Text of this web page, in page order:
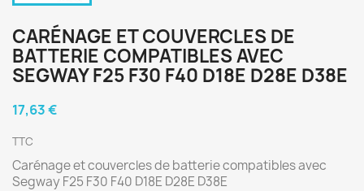
CARÉNAGE ET COUVERCLES DE
BATTERIE COMPATIBLES AVEC
SEGWAY F25 F30 F40 D18E D28E D38E
17,63 €
TTC
Carénage et couvercles de batterie compatibles avec
Segway F25 F30 F40 D18E D28E D38E